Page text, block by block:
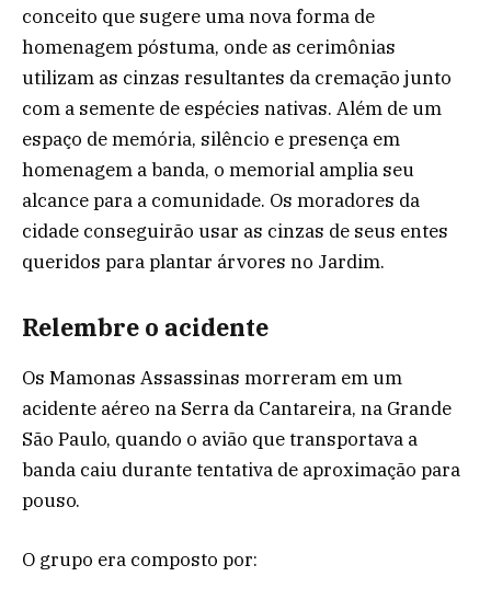
conceito que sugere uma nova forma de
homenagem póstuma, onde as cerimônias
utilizam as cinzas resultantes da cremação junto
com a semente de espécies nativas. Além de um
espaço de memória, silêncio e presença em
homenagem a banda, o memorial amplia seu
alcance para a comunidade. Os moradores da
cidade conseguirão usar as cinzas de seus entes
queridos para plantar árvores no Jardim.
Relembre o acidente
Os Mamonas Assassinas morreram em um
acidente aéreo na Serra da Cantareira, na Grande
São Paulo, quando o avião que transportava a
banda caiu durante tentativa de aproximação para
pouso.
O grupo era composto por: